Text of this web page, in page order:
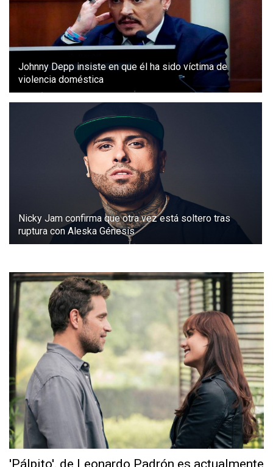
Johnny Depp insiste en que él ha sido víctima de
violencia doméstica
Nicky Jam confirma que otra vez está soltero tras
ruptura con Aleska Génesis
'Pálpito', de Leonardo Padrón es actualmente